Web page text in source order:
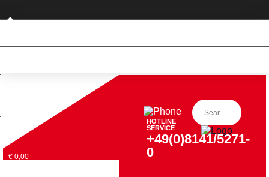
Geschäftskunde
€ 0,00
HOTLINE
SERVICE
+49(0)8141/5271-
0